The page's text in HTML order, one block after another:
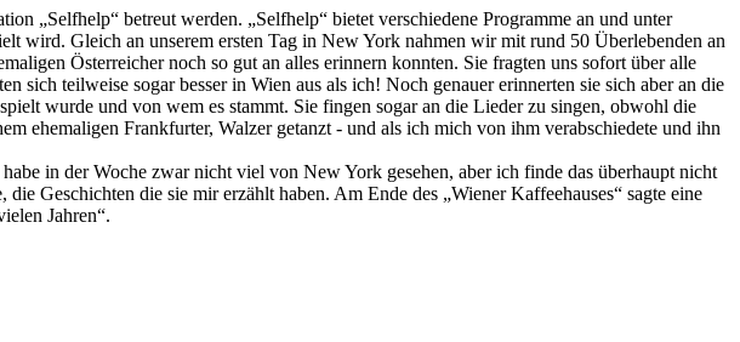
wird. Gleich an unserem ersten Tag in New York nahmen wir mit rund 50 Überlebenden an
Österreicher noch so gut an alles erinnern konnten. Sie fragten uns sofort über alle
teilweise sogar besser in Wien aus als ich! Noch genauer erinnerten sie sich aber an die
wurde und von wem es stammt. Sie fingen sogar an die Lieder zu singen, obwohl die
ehemaligen Frankfurter, Walzer getanzt - und als ich mich von ihm verabschiedete und ihn
in der Woche zwar nicht viel von New York gesehen, aber ich finde das überhaupt nicht
Geschichten die sie mir erzählt haben. Am Ende des „Wiener Kaffeehauses“ sagte eine
Jahren“.